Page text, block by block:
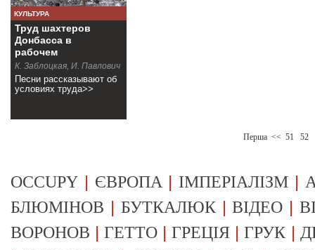
КУЛЬТУРА
Труд шахтеров
Донбасса в
рабочем
фольклоре
К. Заблоцкая, И. Павлович
Песни рассказывают об
условиях труда>>
Перша << 51 52
OCCUPY | ЄВРОПА | ІМПЕРІАЛІЗМ |
БЛЮМІНОВ | БУТКАЛЮК|ВІДЕО |
ВОРОНОВ |ГЕТТО |ГРЕЦІЯ |ГРУК |